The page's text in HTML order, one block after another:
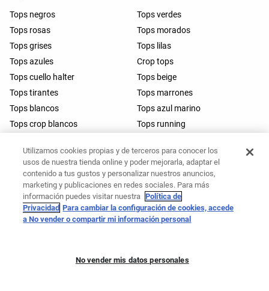
Tops negros
Tops verdes
Tops rosas
Tops morados
Tops grises
Tops lilas
Tops azules
Crop tops
Tops cuello halter
Tops beige
Tops tirantes
Tops marrones
Tops blancos
Tops azul marino
Tops crop blancos
Tops running
Tops barre
Utilizamos cookies propias y de terceros para conocer los
usos de nuestra tienda online y poder mejorarla, adaptar el
contenido a tus gustos y personalizar nuestros anuncios,
marketing y publicaciones en redes sociales. Para más
información puedes visitar nuestra Política de
Privacidad Para cambiar la configuración de cookies, accede
a No vender o compartir mi información personal
No vender mis datos personales